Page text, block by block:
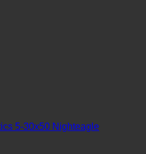
5-30x50 Nighteagle